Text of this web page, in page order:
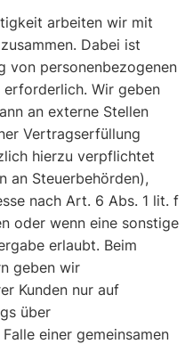
arbeiten wir mit
Dabei ist
von personenbezogenen
erforderlich. Wir geben
an externe Stellen
Vertragserfüllung
hierzu verpflichtet
an Steuerbehörden),
nach Art. 6 Abs. 1 lit. f
oder wenn eine sonstige
erlaubt. Beim
geben wir
Kunden nur auf
über
einer gemeinsamen